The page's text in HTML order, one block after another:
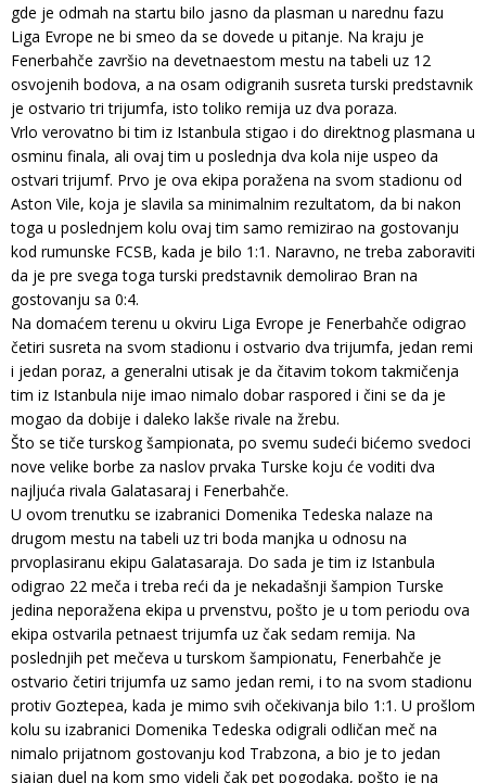
gde je odmah na startu bilo jasno da plasman u narednu fazu
Liga Evrope ne bi smeo da se dovede u pitanje. Na kraju je
Fenerbahče završio na devetnaestom mestu na tabeli uz 12
osvojenih bodova, a na osam odigranih susreta turski predstavnik
je ostvario tri trijumfa, isto toliko remija uz dva poraza.
Vrlo verovatno bi tim iz Istanbula stigao i do direktnog plasmana u
osminu finala, ali ovaj tim u poslednja dva kola nije uspeo da
ostvari trijumf. Prvo je ova ekipa poražena na svom stadionu od
Aston Vile, koja je slavila sa minimalnim rezultatom, da bi nakon
toga u poslednjem kolu ovaj tim samo remizirao na gostovanju
kod rumunske FCSB, kada je bilo 1:1. Naravno, ne treba zaboraviti
da je pre svega toga turski predstavnik demolirao Bran na
gostovanju sa 0:4.
Na domaćem terenu u okviru Liga Evrope je Fenerbahče odigrao
četiri susreta na svom stadionu i ostvario dva trijumfa, jedan remi
i jedan poraz, a generalni utisak je da čitavim tokom takmičenja
tim iz Istanbula nije imao nimalo dobar raspored i čini se da je
mogao da dobije i daleko lakše rivale na žrebu.
Što se tiče turskog šampionata, po svemu sudeći bićemo svedoci
nove velike borbe za naslov prvaka Turske koju će voditi dva
najljuća rivala Galatasaraj i Fenerbahče.
U ovom trenutku se izabranici Domenika Tedeska nalaze na
drugom mestu na tabeli uz tri boda manjka u odnosu na
prvoplasiranu ekipu Galatasaraja. Do sada je tim iz Istanbula
odigrao 22 meča i treba reći da je nekadašnji šampion Turske
jedina neporažena ekipa u prvenstvu, pošto je u tom periodu ova
ekipa ostvarila petnaest trijumfa uz čak sedam remija. Na
poslednjih pet mečeva u turskom šampionatu, Fenerbahče je
ostvario četiri trijumfa uz samo jedan remi, i to na svom stadionu
protiv Goztepea, kada je mimo svih očekivanja bilo 1:1. U prošlom
kolu su izabranici Domenika Tedeska odigrali odličan meč na
nimalo prijatnom gostovanju kod Trabzona, a bio je to jedan
sjajan duel na kom smo videli čak pet pogodaka, pošto je na